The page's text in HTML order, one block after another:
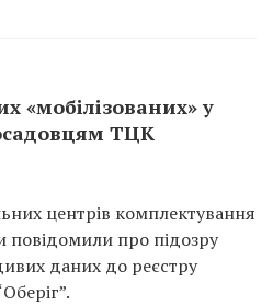
«мобілізованих» у
ТЦК
центрів комплектування
повідомили про підозру
даних до реєстру